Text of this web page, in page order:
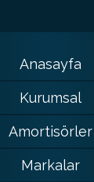
Anasayfa
Kurumsal
Amortisörler
Markalar